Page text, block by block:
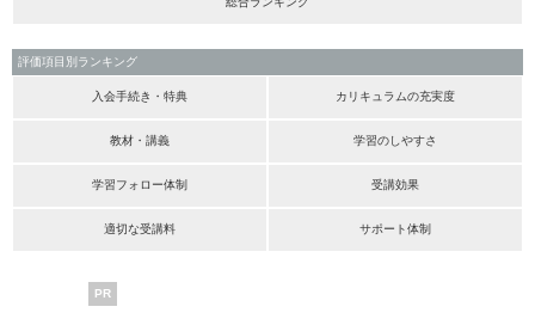
評価項目別ランキング
入会手続き・特典 カリキュラムの充実度
教材・講義 学習のしやすさ
学習フォロー体制 受講効果
適切な受講料 サポート体制
PR